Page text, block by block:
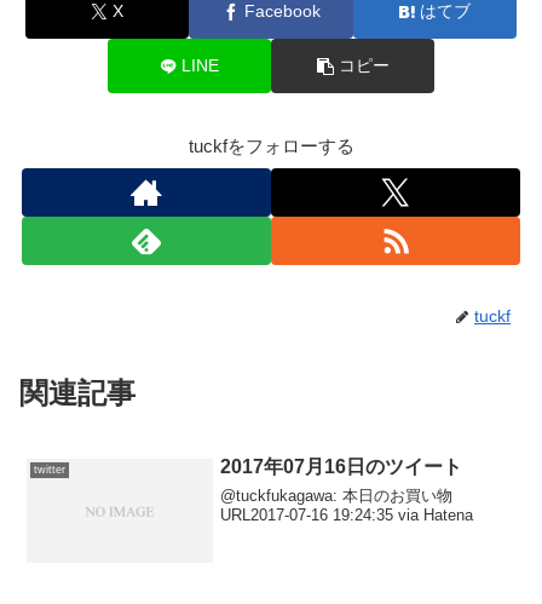
X Facebook はてブ
LINE コピー
tuckfをフォローする
tuckf
関連記事
twitter 2017年07月16日のツイート
@tuckfukagawa: 本日のお買い物
URL2017-07-16 19:24:35 via Hatena